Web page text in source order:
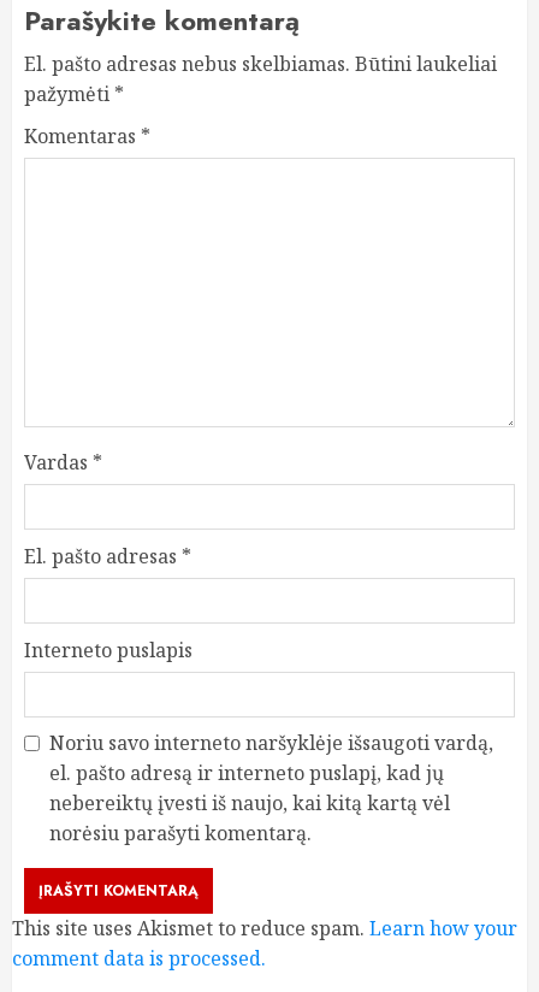
Parašykite komentarą
El. pašto adresas nebus skelbiamas. Būtini laukeliai
pažymėti *
Komentaras *
Vardas *
El. pašto adresas *
Interneto puslapis
Noriu savo interneto naršyklėje išsaugoti vardą,
el. pašto adresą ir interneto puslapį, kad jų
nebereiktų įvesti iš naujo, kai kitą kartą vėl
norėsiu parašyti komentarą.
This site uses Akismet to reduce spam. Learn how your
comment data is processed.